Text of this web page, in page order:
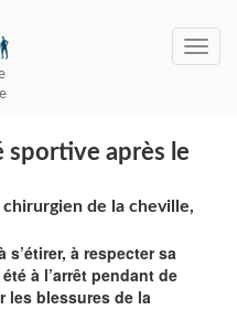
sportive après le
de la cheville,
s’étirer, à respecter sa
à l’arrêt pendant de
les blessures de la